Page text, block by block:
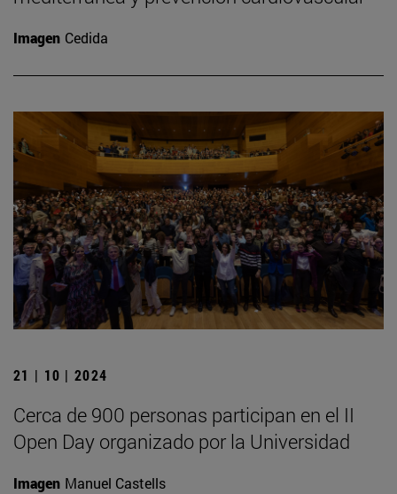
Imagen Cedida
21 | 10 | 2024
Cerca de 900 personas participan en el II
Open Day organizado por la Universidad
Imagen Manuel Castells